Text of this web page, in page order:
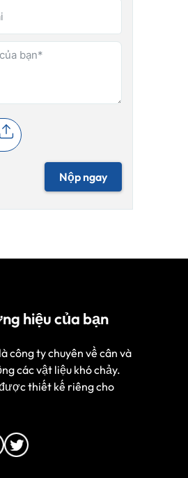
Nộp ngay
hiệu của bạn
công ty chuyên về cân và
các vật liệu khó chảy.
thiết kế riêng cho